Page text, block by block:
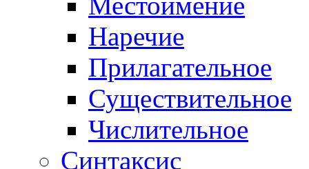
Наречие
Прилагательное
Существительное
Числительное
Синтаксис